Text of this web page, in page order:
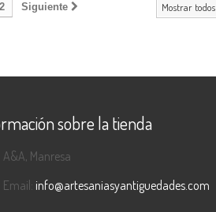
Mostrar todos
2 Siguiente
sobre la tienda
A&A, Manresa
Email: info@artesaniasyantiguedades.com